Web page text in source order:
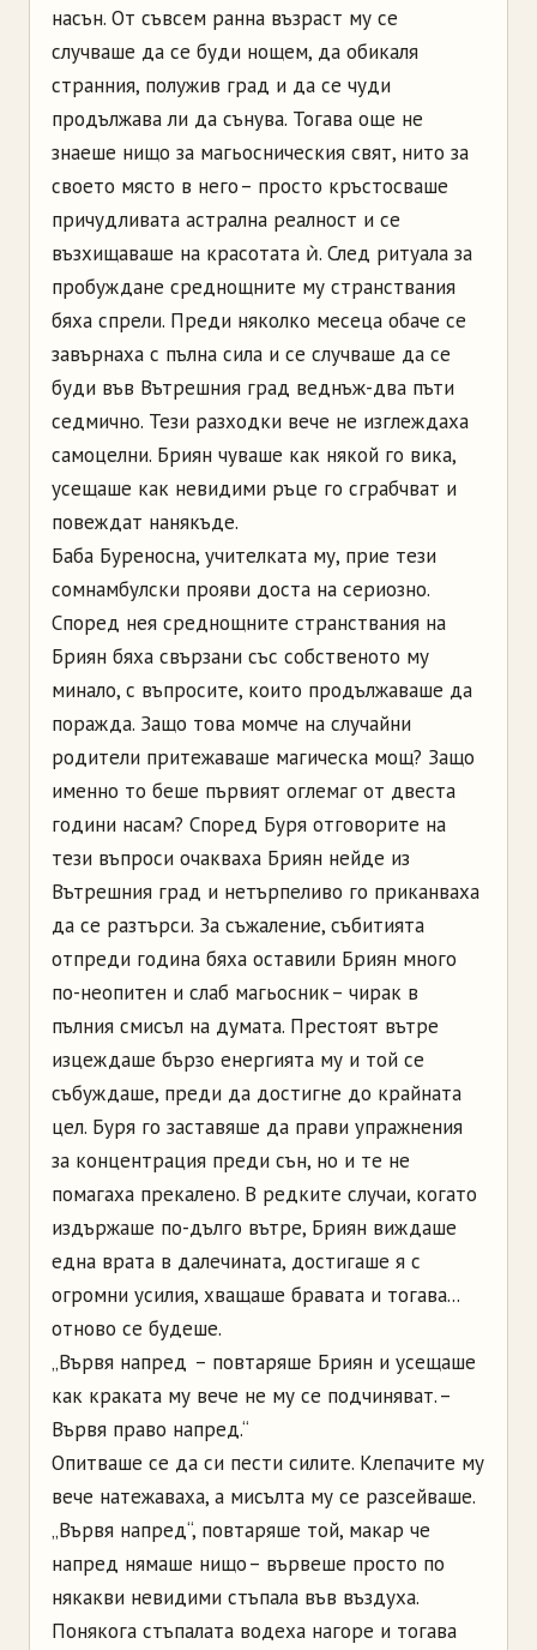
насън. От съвсем ранна възраст му се
случваше да се буди нощем, да обикаля
странния, полужив град и да се чуди
продължава ли да сънува. Тогава още не
знаеше нищо за магьосническия свят, нито за
своето място в него – просто кръстосваше
причудливата астрална реалност и се
възхищаваше на красотата ѝ. След ритуала за
пробуждане среднощните му странствания
бяха спрели. Преди няколко месеца обаче се
завърнаха с пълна сила и се случваше да се
буди във Вътрешния град веднъж-два пъти
седмично. Тези разходки вече не изглеждаха
самоцелни. Бриян чуваше как някой го вика,
усещаше как невидими ръце го сграбчват и
повеждат нанякъде.
Баба Буреносна, учителката му, прие тези
сомнамбулски прояви доста на сериозно.
Според нея среднощните странствания на
Бриян бяха свързани със собственото му
минало, с въпросите, които продължаваше да
поражда. Защо това момче на случайни
родители притежаваше магическа мощ? Защо
именно то беше първият оглемаг от двеста
години насам? Според Буря отговорите на
тези въпроси очакваха Бриян нейде из
Вътрешния град и нетърпеливо го приканваха
да се разтърси. За съжаление, събитията
отпреди година бяха оставили Бриян много
по-неопитен и слаб магьосник – чирак в
пълния смисъл на думата. Престоят вътре
изцеждаше бързо енергията му и той се
събуждаше, преди да достигне до крайната
цел. Буря го заставяше да прави упражнения
за концентрация преди сън, но и те не
помагаха прекалено. В редките случаи, когато
издържаше по-дълго вътре, Бриян виждаше
една врата в далечината, достигаше я с
огромни усилия, хващаше бравата и тогава...
отново се будеше.
„Вървя напред – повтаряше Бриян и усещаше
как краката му вече не му се подчиняват. –
Вървя право напред.“
Опитваше се да си пести силите. Клепачите му
вече натежаваха, а мисълта му се разсейваше.
„Вървя напред“, повтаряше той, макар че
напред нямаше нищо – вървеше просто по
някакви невидими стъпала във въздуха.
Понякога стъпалата водеха нагоре и тогава